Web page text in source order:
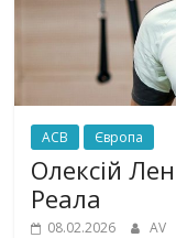
ACB Європа
Олексій
Реала
08.02.2026 AV